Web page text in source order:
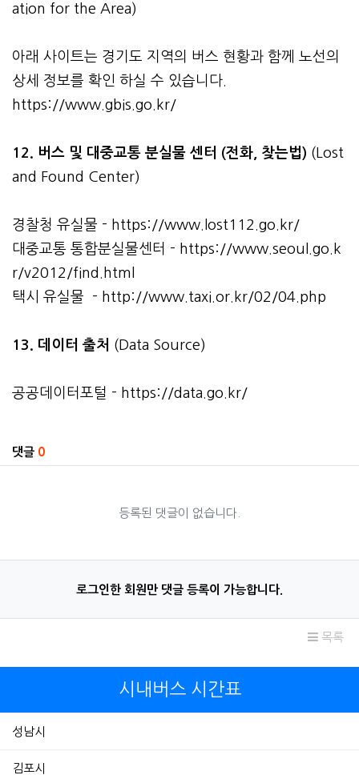
ation for the Area)
아래 사이트는 경기도 지역의 버스 현황과 함께 노선의
상세 정보를 확인 하실 수 있습니다.
https://www.gbis.go.kr/
12. 버스 및 대중교통 분실물 센터 (전화, 찾는법) (Lost
and Found Center)
경찰청 유실물 - https://www.lost112.go.kr/
대중교통 통합분실물센터 - https://www.seoul.go.k
r/v2012/find.html
택시 유실물 - http://www.taxi.or.kr/02/04.php
13. 데이터 출처 (Data Source)
공공데이터포털 - https://data.go.kr/
댓글 0
등록된 댓글이 없습니다.
로그인한 회원만 댓글 등록이 가능합니다.
목록
시내버스 시간표
성남시
김포시